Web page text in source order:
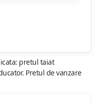
pretul taiat
Pretul de vanzare